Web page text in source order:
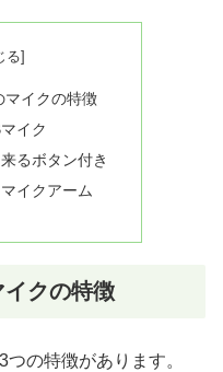
マイクの特徴
イク
るボタン付き
イクアーム
クの特徴
の特徴があります。